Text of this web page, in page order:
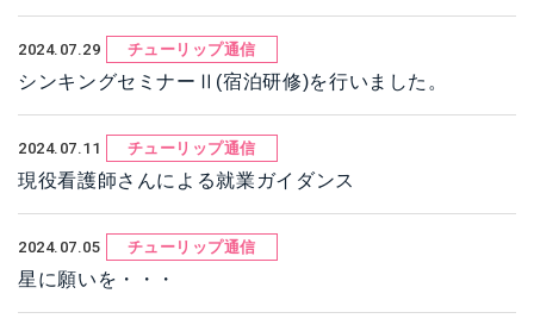
2024.07.29 チューリップ通信
シンキングセミナーⅡ(宿泊研修)を行いました。
2024.07.11 チューリップ通信
現役看護師さんによる就業ガイダンス
2024.07.05 チューリップ通信
星に願いを・・・